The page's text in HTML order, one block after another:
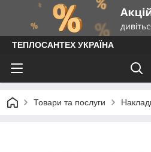
ТЕПЛОСАНТЕХ УКРАЇНА
Товари та послуги